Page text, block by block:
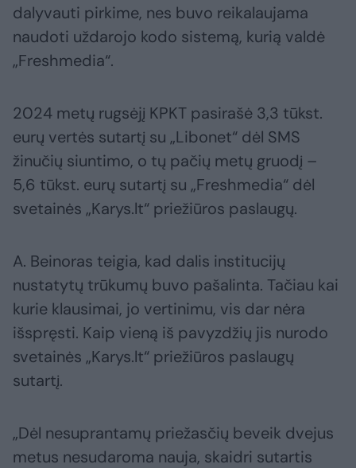
dalyvauti pirkime, nes buvo reikalaujama
naudoti uždarojo kodo sistemą, kurią valdė
„Freshmedia“.
2024 metų rugsėjį KPKT pasirašė 3,3 tūkst.
eurų vertės sutartį su „Libonet“ dėl SMS
žinučių siuntimo, o tų pačių metų gruodį –
5,6 tūkst. eurų sutartį su „Freshmedia“ dėl
svetainės „Karys.lt“ priežiūros paslaugų.
A. Beinoras teigia, kad dalis institucijų
nustatytų trūkumų buvo pašalinta. Tačiau kai
kurie klausimai, jo vertinimu, vis dar nėra
išspręsti. Kaip vieną iš pavyzdžių jis nurodo
svetainės „Karys.lt“ priežiūros paslaugų
sutartį.
„Dėl nesuprantamų priežasčių beveik dvejus
metus nesudaroma nauja, skaidri sutartis